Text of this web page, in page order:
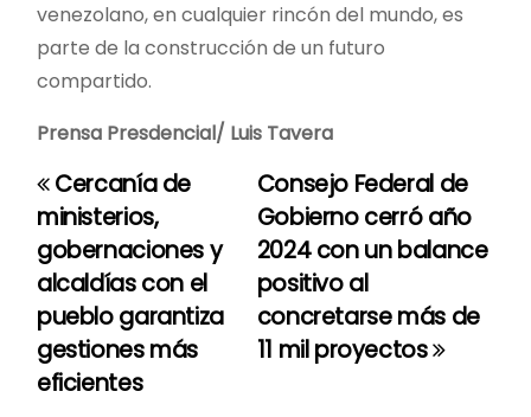
venezolano, en cualquier rincón del mundo, es
parte de la construcción de un futuro
compartido.
Prensa Presdencial/ Luis Tavera
N
a
v
e
g
Consejo Federal de
Gobierno cerró año
2024 con un balance
positivo al
concretarse más de
11 mil proyectos
Cercanía de
ministerios,
gobernaciones y
alcaldías con el
pueblo garantiza
gestiones más
eficientes